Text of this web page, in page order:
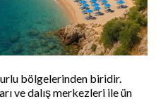
bölgelerinden biridir.
ve dalış merkezleri ile ün